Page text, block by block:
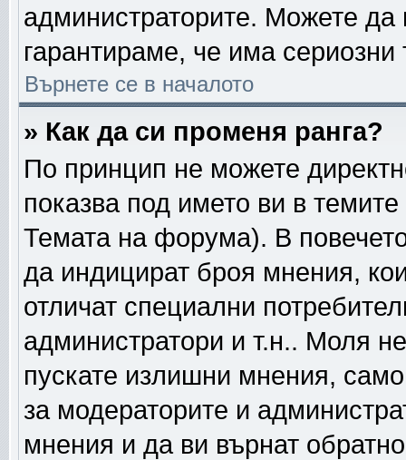
администраторите. Можете да
гарантираме, че има сериозни
Върнете се в началото
» Как да си променя ранга?
По принцип не можете
показва под името ви в
Темата на форума). В
да индицират броя мнения,
отличат специални
администратори и т.н.. Моля
пускате излишни мнения,
за модераторите и
мнения и да ви върнат